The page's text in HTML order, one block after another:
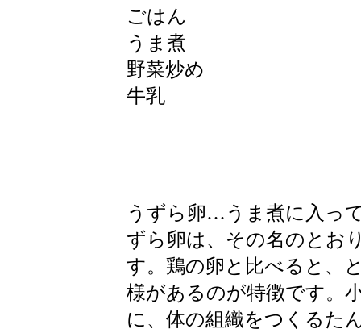
ごはん
うま煮
野菜炒め
牛乳
うずら卵…うま煮に入っ
ずら卵は、その名のとお
す。鶏の卵と比べると、
様があるのが特徴です。
に、体の組織をつくるた